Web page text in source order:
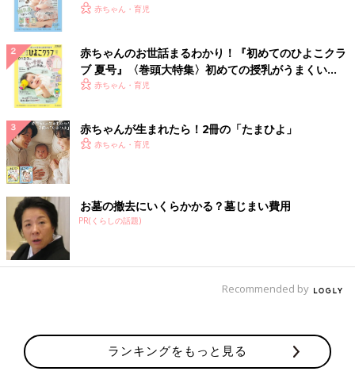
いっぱい！
赤ちゃん・育児
赤ちゃんのお世話まるわかり！『初めてのひよこクラ
ブ 夏号』〈巻頭大特集〉初めての授乳がうまくい
く！ おっぱい・ミルクの基本と夏のトラブル 解決テ
赤ちゃん・育児
赤ちゃんが生まれたら！2冊の「たまひよ」
赤ちゃん・育児
お墓の撤去にいくらかかる？墓じまい費用
PR(くらしの話題)
Recommended by
ランキングをもっと見る